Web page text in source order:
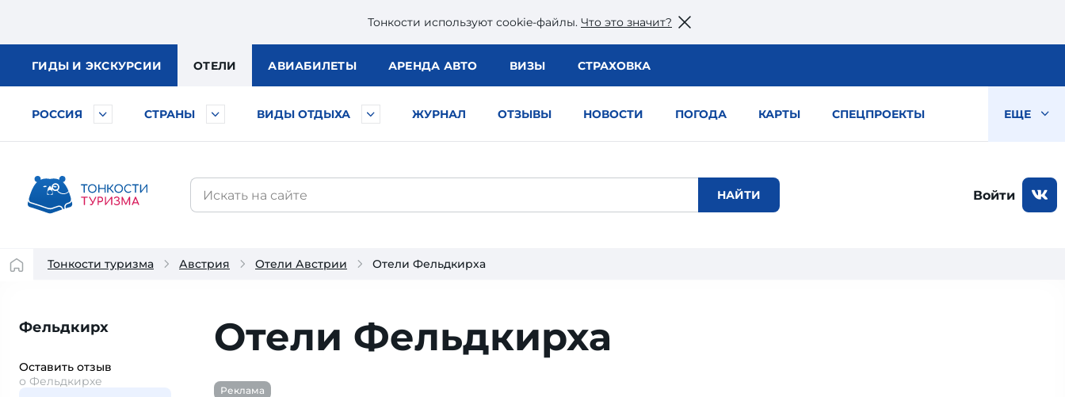
Тонкости используют сookie-файлы. Что это значит?
ГИДЫ И ЭКСКУРСИИ ОТЕЛИ АВИАБИЛЕТЫ АРЕНДА АВТО ВИЗЫ СТРАХОВКА
РОССИЯ СТРАНЫ ВИДЫ ОТДЫХА ЖУРНАЛ ОТЗЫВЫ НОВОСТИ ПОГОДА КАРТЫ СПЕЦПРОЕКТЫ ЕЩЕ
Войти
Тонкости туризма Австрия Отели Австрии Отели Фельдкирха
Фельдкирх
Оставить отзыв
о Фельдкирхе
Отели Фельдкирха
Реклама